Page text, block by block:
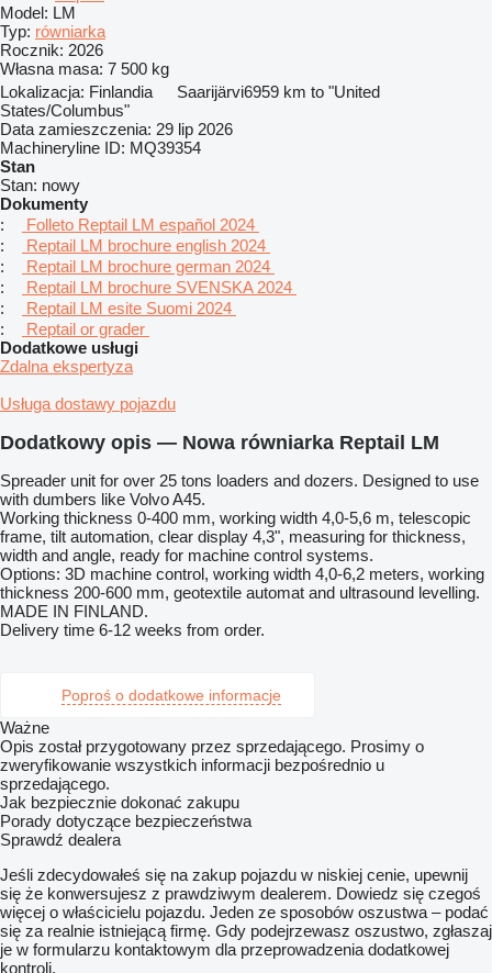
Model: LM
Typ: równiarka
Rocznik: 2026
Własna masa: 7 500 kg
Lokalizacja: Finlandia Saarijärvi6959 km to "United
States/Columbus"
Data zamieszczenia: 29 lip 2026
Machineryline ID: MQ39354
Stan
Stan: nowy
Dokumenty
:
Folleto Reptail LM español 2024
:
Reptail LM brochure english 2024
:
Reptail LM brochure german 2024
:
Reptail LM brochure SVENSKA 2024
:
Reptail LM esite Suomi 2024
:
Reptail or grader
Dodatkowe usługi
Zdalna ekspertyza
Usługa dostawy pojazdu
Dodatkowy opis — Nowa równiarka Reptail LM
Spreader unit for over 25 tons loaders and dozers. Designed to use
with dumbers like Volvo A45.
Working thickness 0-400 mm, working width 4,0-5,6 m, telescopic
frame, tilt automation, clear display 4,3", measuring for thickness,
width and angle, ready for machine control systems.
Options: 3D machine control, working width 4,0-6,2 meters, working
thickness 200-600 mm, geotextile automat and ultrasound levelling.
MADE IN FINLAND.
Delivery time 6-12 weeks from order.
Poproś o dodatkowe informacje
Ważne
Opis został przygotowany przez sprzedającego. Prosimy o
zweryfikowanie wszystkich informacji bezpośrednio u
sprzedającego.
Jak bezpiecznie dokonać zakupu
Porady dotyczące bezpieczeństwa
Sprawdź dealera
Jeśli zdecydowałeś się na zakup pojazdu w niskiej cenie, upewnij
się że konwersujesz z prawdziwym dealerem. Dowiedz się czegoś
więcej o właścicielu pojazdu. Jeden ze sposobów oszustwa – podać
się za realnie istniejącą firmę. Gdy podejrzewasz oszustwo, zgłaszaj
je w formularzu kontaktowym dla przeprowadzenia dodatkowej
kontroli.